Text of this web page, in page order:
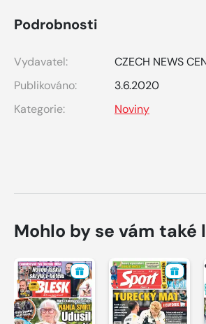
Podrobnosti
Vydavatel:
CZECH NEWS
Publikováno:
3.6.2020
Kategorie:
Noviny
Mohlo by se vám také